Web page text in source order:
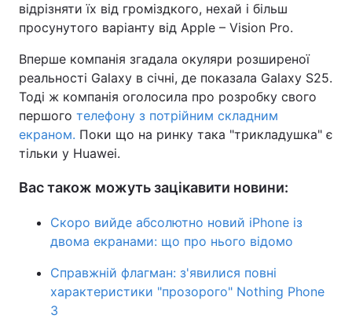
відрізняти їх від громіздкого, нехай і більш
просунутого варіанту від Apple – Vision Pro.
Вперше компанія згадала окуляри розширеної
реальності Galaxy в січні, де показала Galaxy S25.
Тоді ж компанія оголосила про розробку свого
першого телефону з потрійним складним
екраном. Поки що на ринку така "трикладушка" є
тільки у Huawei.
Вас також можуть зацікавити новини:
Скоро вийде абсолютно новий iPhone із
двома екранами: що про нього відомо
Справжній флагман: з'явилися повні
характеристики "прозорого" Nothing Phone
3